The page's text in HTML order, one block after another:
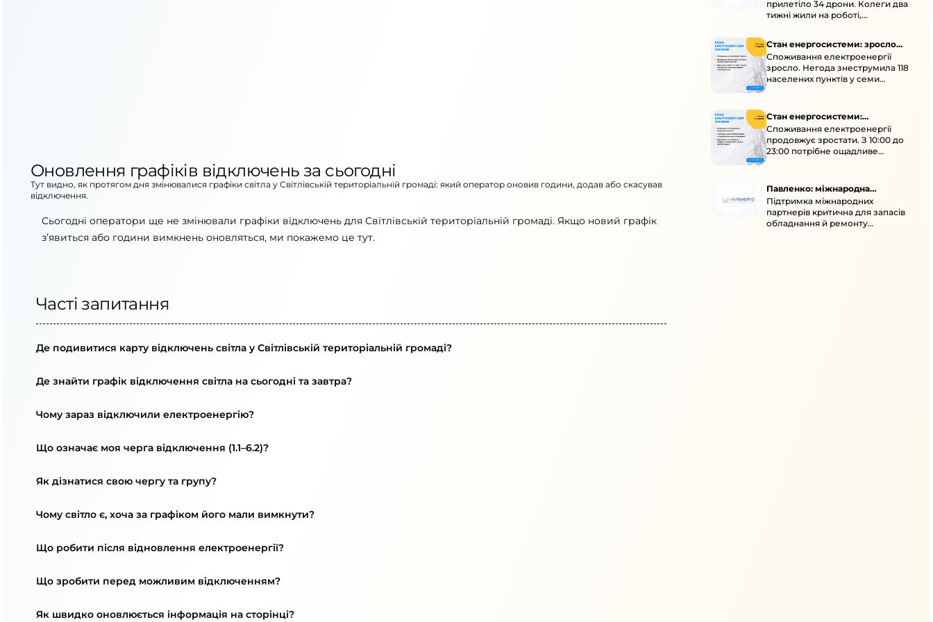
Оновлення графіків відключень за сьогодні
Тут видно, як протягом дня змінювалися графіки світла у Світлівській територіальній громаді: який оператор оновив години, додав або скасував
відключення.
Сьогодні оператори ще не змінювали графіки відключень для Світлівській територіальній громаді. Якщо новий графік
з’явиться або години вимкнень оновляться, ми покажемо це тут.
Часті запитання
Де подивитися карту відключень світла у Світлівській територіальній громаді?
Де знайти графік відключення світла на сьогодні та завтра?
Чому зараз відключили електроенергію?
Що означає моя черга відключення (1.1–6.2)?
Як дізнатися свою чергу та групу?
Чому світло є, хоча за графіком його мали вимкнути?
Що робити після відновлення електроенергії?
Що зробити перед можливим відключенням?
Як швидко оновлюється інформація на сторінці?
прилетіло 34 дрони. Колеги два
тижні жили на роботі,
Стан енергосистеми: зросло
споживання через негоду
Споживання електроенергії
зросло. Негода знеструмила 118
населених пунктів у семи
областях. Обмежте
електроприладами 10:00–23:00.
Стан енергосистеми:
споживання зростає
Споживання електроенергії
продовжує зростати. З 10:00 до
23:00 потрібне ощадливе
енергоспоживання, а
перенести на нічні години.
Павленко: міжнародна
підтримка для стійкості
енергосистеми
Підтримка міжнародних
партнерів критична для запасів
обладнання й ремонту